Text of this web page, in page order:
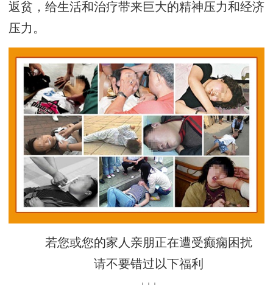
返贫，给生活和治疗带来巨大的精神压力和经济
压力。
若您或您的家人亲朋正在遭受癫痫困扰
请不要错过以下福利